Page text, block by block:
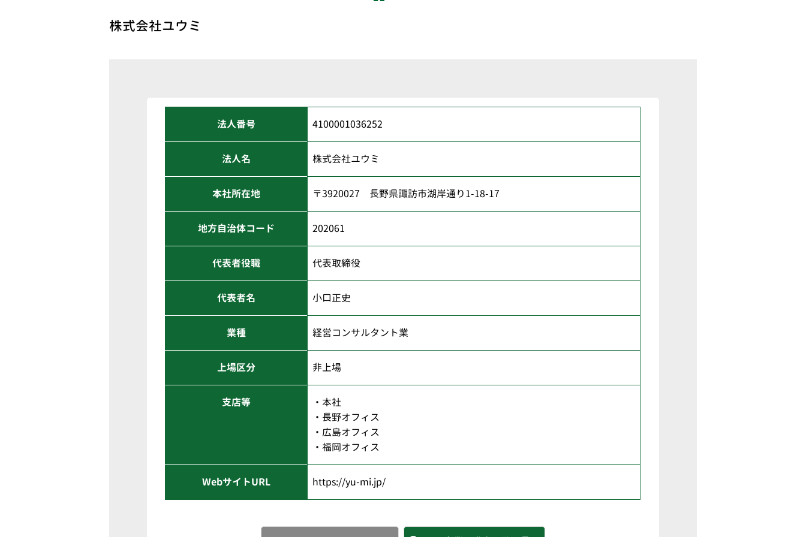
株式会社ユウミ
法人番号 4100001036252
法人名 株式会社ユウミ
本社所在地 〒3920027 長野県諏訪市湖岸通り1-18-17
地方自治体コード 202061
代表者役職 代表取締役
代表者名 小口正史
業種 経営コンサルタント業
上場区分 非上場
支店等
・本社
・長野オフィス
・広島オフィス
・福岡オフィス
WebサイトURL https://yu-mi.jp/